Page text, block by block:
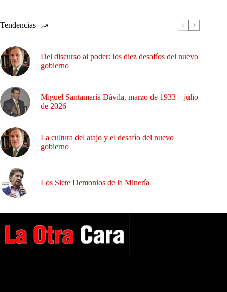
Tendencias
Del discurso al poder: los diez desafíos del nuevo
gobierno
Miguel Santamaría Dávila, marzo de 1933 – julio
de 2026
La cultura del atajo y el desafío del nuevo
gobierno
Los Siete Demonios de la Minería